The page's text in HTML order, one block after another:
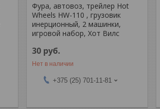
Фура, автовоз, трейлер Hot
Wheels HW-110 , грузовик
инерционный, 2 машинки,
игровой набор, Хот Вилс
30 руб.
Нет в наличии
+375 (25) 701-11-81